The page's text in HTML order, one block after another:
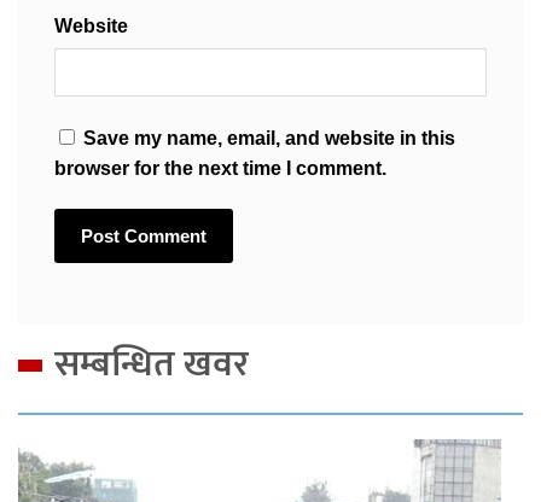
Website
Save my name, email, and website in this
browser for the next time I comment.
सम्बन्धित खवर